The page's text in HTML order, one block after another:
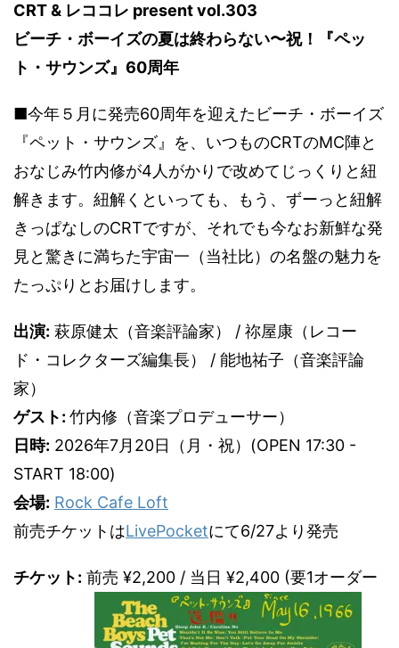
CRT & レココレ present vol.303
ビーチ・ボーイズの夏は終わらない〜祝！『ペッ
ト・サウンズ』60周年
■今年５月に発売60周年を迎えたビーチ・ボーイズ
『ペット・サウンズ』を、いつものCRTのMC陣と
おなじみ竹内修が4人がかりで改めてじっくりと紐
解きます。紐解くといっても、もう、ずーっと紐解
きっぱなしのCRTですが、それでも今なお新鮮な発
見と驚きに満ちた宇宙一（当社比）の名盤の魅力を
たっぷりとお届けします。
出演: 萩原健太（音楽評論家） / 祢屋康（レコー
ド・コレクターズ編集長） / 能地祐子（音楽評論
家）
ゲスト: 竹内修（音楽プロデューサー）
日時: 2026年7月20日（月・祝）(OPEN 17:30 -
START 18:00)
会場: Rock Cafe Loft
前売チケットはLivePocketにて6/27より発売
チケット: 前売 ¥2,200 / 当日 ¥2,400 (要1オーダー